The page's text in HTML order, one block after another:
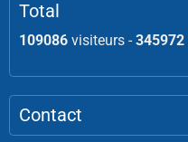
Total
109086 visiteurs -345972
Contact